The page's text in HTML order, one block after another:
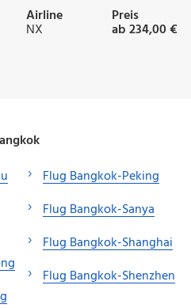
Airline
NX
Preis
ab 234,00 €
Flug Bangkok-Peking
Flug Bangkok-Sanya
Flug Bangkok-Shanghai
Flug Bangkok-Shenzhen